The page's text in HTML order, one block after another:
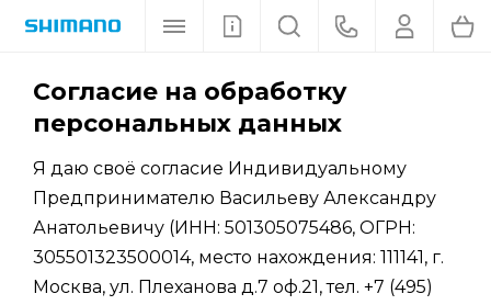
Согласие на обработку
персональных данных
Я даю своё согласие Индивидуальному
Предпринимателю Васильеву Александру
Анатольевичу (ИНН: 501305075486, ОГРН:
305501323500014, место нахождения: 111141, г.
Москва, ул. Плеханова д.7 оф.21, тел. +7 (495)